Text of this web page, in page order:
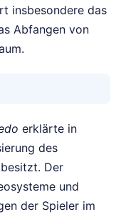
insbesondere das
Abfangen von
erklärte in
des
Der
und
der Spieler im